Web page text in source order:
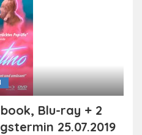
Blu-ray + 2
25.07.2019